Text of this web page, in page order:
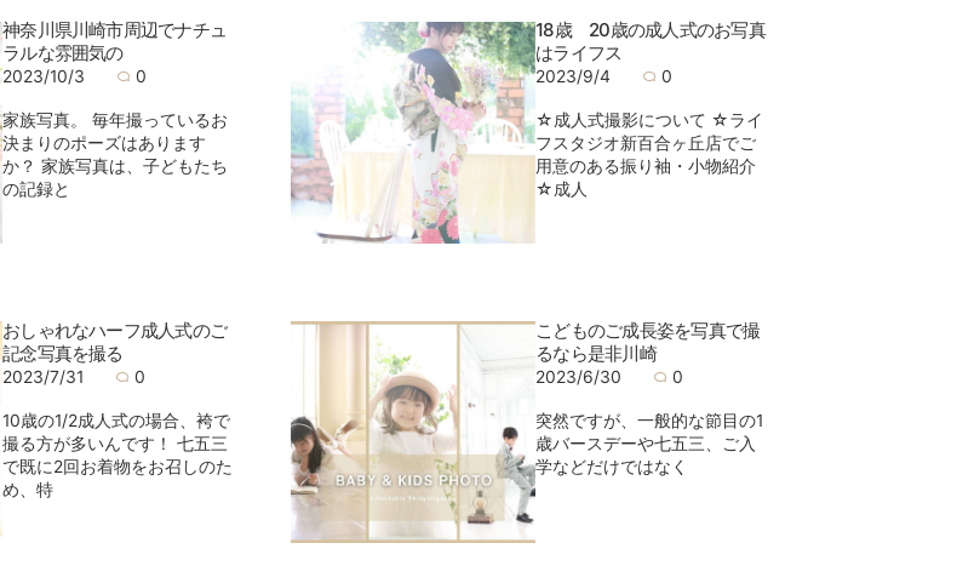
神奈川県川崎市周辺でナチュ
ラルな雰囲気の
2023/10/3 0
家族写真。 毎年撮っているお
決まりのポーズはあります
か？ 家族写真は、子どもたち
の記録と
18歳 20歳の成人式のお写真
はライフス
2023/9/4 0
☆成人式撮影について ☆ライ
フスタジオ新百合ヶ丘店でご
用意のある振り袖・小物紹介
☆成人
おしゃれなハーフ成人式のご
記念写真を撮る
2023/7/31 0
10歳の1/2成人式の場合、袴で
撮る方が多いんです！ 七五三
で既に2回お着物をお召しのた
め、特
こどものご成長姿を写真で撮
るなら是非川崎
2023/6/30 0
突然ですが、一般的な節目の1
歳バースデーや七五三、ご入
学などだけではなく